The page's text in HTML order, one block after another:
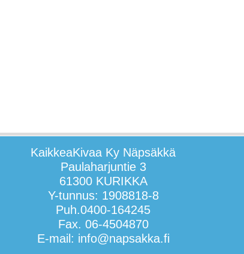
KaikkeaKivaa Ky Näpsäkkä
Paulaharjuntie 3
61300 KURIKKA
Y-tunnus: 1908818-8
Puh.0400-164245
Fax. 06-4504870
E-mail: info@napsakka.fi